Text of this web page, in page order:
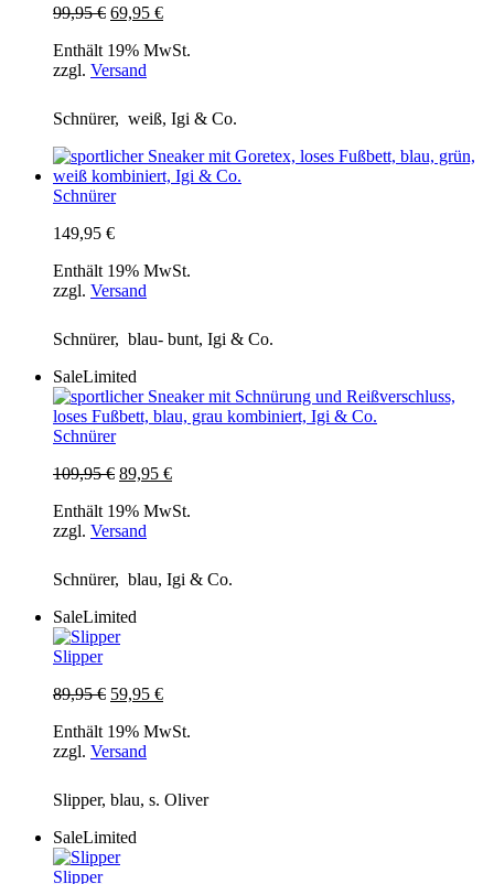
99,95€ Ursprünglicher
war:
99,95 €
69,95 €Aktueller
ist:
Enthält 19% MwSt.
zzgl. Versand
Schnürer, weiß, Igi & Co.
Schnürer
149,95 €
Enthält 19% MwSt.
zzgl. Versand
Schnürer, blau- bunt, Igi & Co.
SaleLimited
Schnürer
109,95€ Ursprünglicher
war:
109,95 €
89,95 €Aktueller
ist:
Enthält 19% MwSt.
zzgl. Versand
Schnürer, blau, Igi & Co.
SaleLimited
Slipper
89,95€ Ursprünglicher
war:
89,95 €
59,95 €Aktueller
ist:
Enthält 19% MwSt.
zzgl. Versand
Slipper, blau, s. Oliver
SaleLimited
Slipper